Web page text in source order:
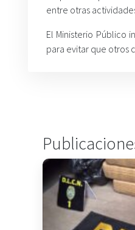
entre otras
El Ministerio Público
para evitar que otros